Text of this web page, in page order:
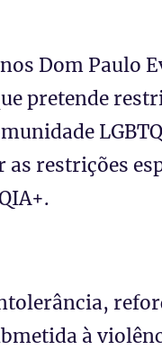
Dom Paulo
pretende
restrições
à